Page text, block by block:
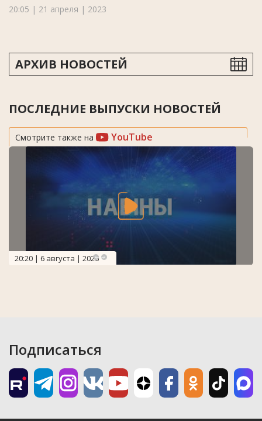
20:05 | 21 апреля | 2023
АРХИВ НОВОСТЕЙ
ПОСЛЕДНИЕ ВЫПУСКИ НОВОСТЕЙ
Смотрите также на YouTube
20:20 | 6 августа | 2026
Подписаться